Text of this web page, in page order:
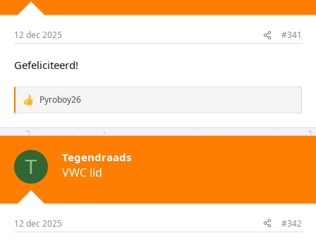
t
r
m
12 dec 2025 #341
Gefeliciteerd!
W
a
a
r
d
e
i
n
n
Pyroboy26
T Tegendraads
VWC lid
12 dec 2025 #342